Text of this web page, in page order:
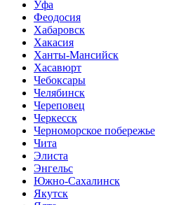
Уфа
Феодосия
Хабаровск
Хакасия
Ханты-Мансийск
Хасавюрт
Чебоксары
Челябинск
Череповец
Черкесск
Черноморское побережье
Чита
Элиста
Энгельс
Южно-Сахалинск
Якутск